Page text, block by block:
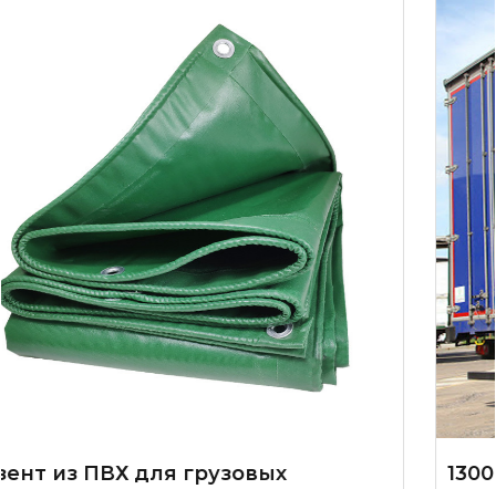
1300D Брезент из ткани для боковой